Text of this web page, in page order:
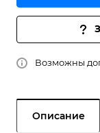
Возможны
Описание